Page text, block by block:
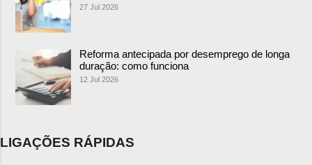
27 Jul 2026
Reforma antecipada por desemprego de longa
duração: como funciona
12 Jul 2026
LIGAÇÕES RÁPIDAS